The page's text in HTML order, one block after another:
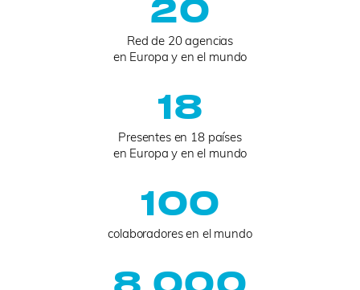
Red de 20 agencias
en Europa y en el mundo
20
Presentes en 18 países
en Europa y en el mundo
18
colaboradores en el mundo
100
8 000